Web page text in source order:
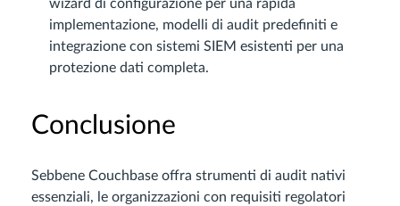
wizard di configurazione per una rapida
implementazione, modelli di audit predefiniti e
integrazione con sistemi SIEM esistenti per una
protezione dati completa.
Conclusione
Sebbene Couchbase offra strumenti di audit nativi
essenziali, le organizzazioni con requisiti regolatori